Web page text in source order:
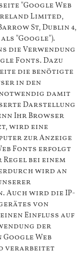
"Google Web
Limited,
St, Dublin 4,
"Google").
die Verwendung
Fonts. Dazu
die benötigte
in den
damit
Darstellung
Ihr Browser
wird eine
zur Anzeige
Fonts erfolgt
bei einem
wird an
Auch wird die IP-
von
Einfluss auf
der
Web
verarbeitet